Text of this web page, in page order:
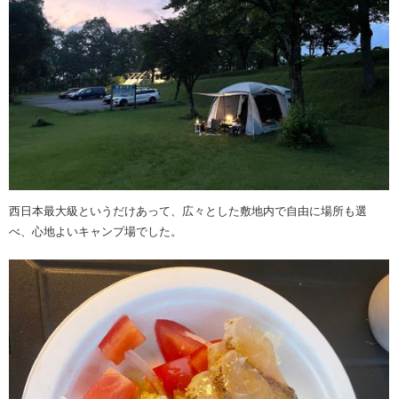
西日本最大級というだけあって、広々とした敷地内で自由に場所も選
べ、心地よいキャンプ場でした。